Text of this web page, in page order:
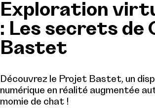
Exploration
: Les secrets de
Bastet
Découvrez le Projet Bastet, un
numérique en réalité augmentée
momie de chat !